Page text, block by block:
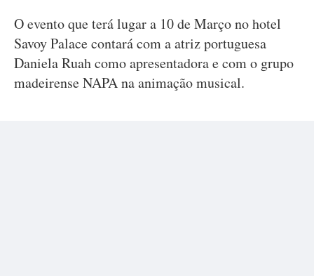
O evento que terá lugar a 10 de Março no hotel
Savoy Palace contará com a atriz portuguesa
Daniela Ruah como apresentadora e com o grupo
madeirense NAPA na animação musical.